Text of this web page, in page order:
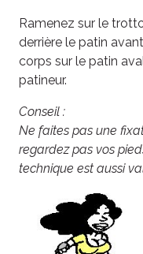
Ramenez sur le
derrière le patin
corps sur le patin
patineur.
Conseil :
Ne faites pas une
regardez pas vos
technique est aussi